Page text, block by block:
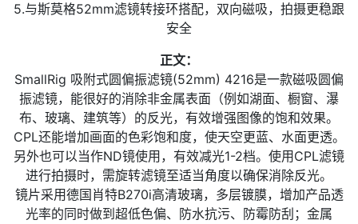
5.与斯莫格52mm滤镜转接环搭配，双向磁吸，拍摄更稳跟
安全
正文：
SmallRig 吸附式圆偏振滤镜(52mm) 4216是一款磁吸圆偏
振滤镜，能很好的消除非金属表面（例如湖面、橱窗、瀑
布、玻璃、建筑等）的反光，有效增强图像的饱和效果。
CPL还能增加画面的色彩饱和度，使天空更蓝、水面更透。
另外也可以当作ND镜使用，有效减光1-2档。使用CPL滤镜
进行拍摄时，需旋转滤镜至适当角度以确保消除反光。
镜片采用德国肖特B270i高清玻璃，多层镀膜，增加产品透
光率的同时做到超低色偏、防水抗污、防霉防刮；金属